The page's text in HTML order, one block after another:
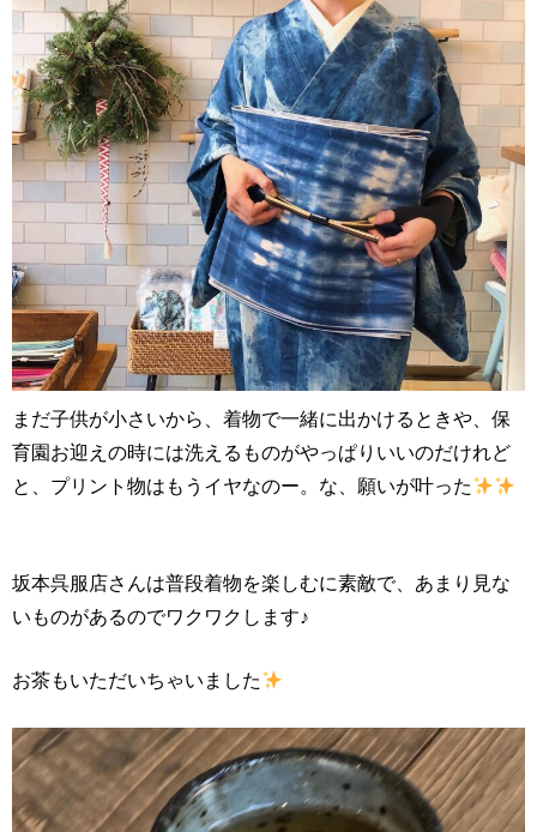
まだ子供が小さいから、着物で一緒に出かけるときや、保
育園お迎えの時には洗えるものがやっぱりいいのだけれど
と、プリント物はもうイヤなのー。な、願いが叶った
坂本呉服店さんは普段着物を楽しむに素敵で、あまり見な
いものがあるのでワクワクします♪
お茶もいただいちゃいました